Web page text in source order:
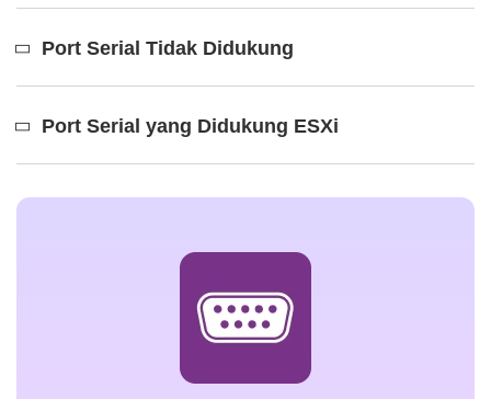
Port Serial Tidak Didukung
Port Serial yang Didukung ESXi